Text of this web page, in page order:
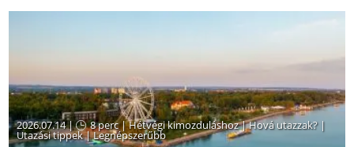
2026.07.14 | 8 perc|Hétvégi kimozduláshoz|Hová utazzak? |
Utazási tippek|Legnépszerűbb